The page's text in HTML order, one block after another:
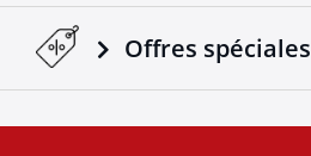
Offres spéciales